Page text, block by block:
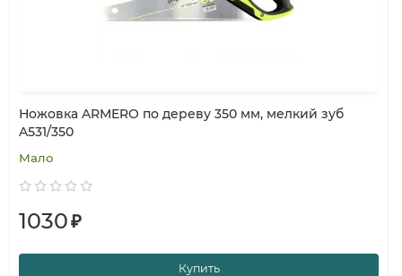
Ножовка ARMERO по дереву 350 мм, мелкий зуб
A531/350
Мало
1030₽
Купить